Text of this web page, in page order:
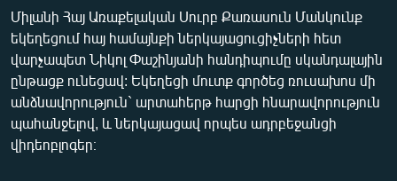
ՏՏ ԵՒ ԻՆՏԵՐՆԵՏ
ԿՈՐՈՆԱՎԻՐՈՒՍ
ԱՐԽԻՎ
ՏԵՍԱՆՅՈՒԹԵՐ
Միլանի Հայ Առաքելական Սուրբ Քառասուն Մանկունք
եկեղեցում հայ համայնքի ներկայացուցիչների հետ
վարչապետ Նիկոլ Փաշինյանի հանդիպումը սկանդալային
ընթացք ունեցավ: Եկեղեցի մուտք գործեց ռուսախոս մի
անձնավորություն` արտահերթ հարցի հնարավորություն
պահանջելով, և ներկայացավ որպես ադրբեջանցի
վիդեոբլոգեր։